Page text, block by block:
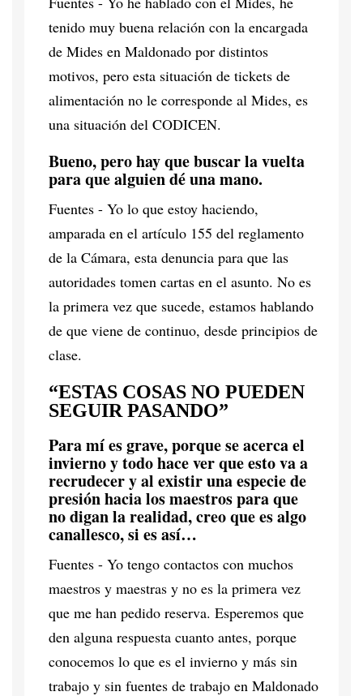
tenido muy buena relación con la encargada
de Mides en Maldonado por distintos
motivos, pero esta situación de tickets de
alimentación no le corresponde al Mides, es
una situación del CODICEN.
Bueno, pero hay que buscar la vuelta
para que alguien dé una mano.
Fuentes - Yo lo que estoy haciendo,
amparada en el artículo 155 del reglamento
de la Cámara, esta denuncia para que las
autoridades tomen cartas en el asunto. No es
la primera vez que sucede, estamos hablando
de que viene de continuo, desde principios de
clase.
“ESTAS COSAS NO PUEDEN
SEGUIR PASANDO”
Para mí es grave, porque se acerca el
invierno y todo hace ver que esto va a
recrudecer y al existir una especie de
presión hacia los maestros para que
no digan la realidad, creo que es algo
canallesco, si es así…
Fuentes - Yo tengo contactos con muchos
maestros y maestras y no es la primera vez
que me han pedido reserva. Esperemos que
den alguna respuesta cuanto antes, porque
conocemos lo que es el invierno y más sin
trabajo y sin fuentes de trabajo en Maldonado